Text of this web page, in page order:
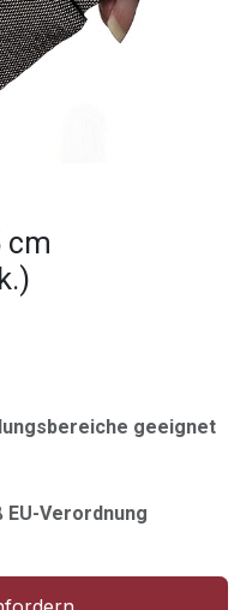
cm
geeignet
EU-Verordnung